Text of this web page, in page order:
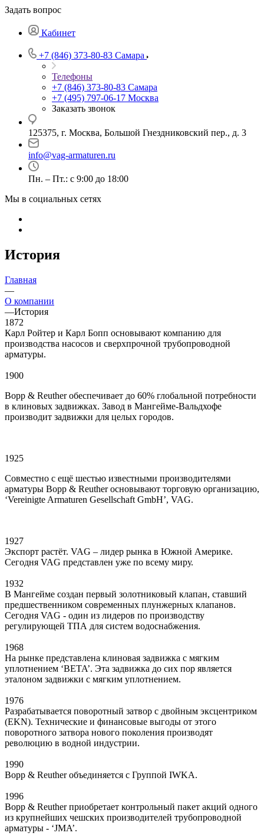
Задать вопрос
Кабинет
+7 (846) 373-80-83 Самара
Телефоны
+7 (846) 373-80-83 Самара
+7 (495) 797-06-17 Москва
Заказать звонок
125375, г. Москва, Большой Гнездниковский пер., д. 3
info@vag-armaturen.ru
Пн. – Пт.: с 9:00 до 18:00
Мы в социальных сетях
История
Главная
—
О компании
—История
1872
Карл Ройтер и Карл Бопп основывают компанию для
производства насосов и сверхпрочной трубопроводной
арматуры.
1900
Bopp & Reuther обеспечивает до 60% глобальной потребности
в клиновых задвижках. Завод в Мангейме-Вальдхофе
производит задвижки для целых городов.
1925
Совместно с ещё шестью известными производителями
арматуры Bopp & Reuther основывают торговую организацию,
‘Vereinigte Armaturen Gesellschaft GmbH’, VAG.
1927
Экспорт растёт. VAG – лидер рынка в Южной Америке.
Сегодня VAG представлен уже по всему миру.
1932
В Мангейме создан первый золотниковый клапан, ставший
предшественником современных плунжерных клапанов.
Сегодня VAG - один из лидеров по производству
регулирующей ТПА для систем водоснабжения.
1968
На рынке представлена клиновая задвижка с мягким
уплотнением ‘BETA’. Эта задвижка до сих пор является
эталоном задвижки с мягким уплотнением.
1976
Разрабатывается поворотный затвор с двойным эксцентриком
(EKN). Технические и финансовые выгоды от этого
поворотного затвора нового поколения производят
революцию в водной индустрии.
1990
Bopp & Reuther объединяется с Группой IWKA.
1996
Bopp & Reuther приобретает контрольный пакет акций одного
из крупнейших чешских производителей трубопроводной
арматуры - ‘JMA’.